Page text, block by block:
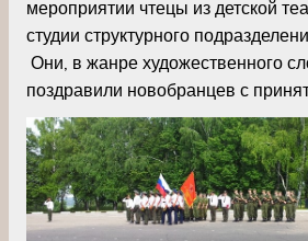
мероприятии чтецы из детской
студии структурного
Они, в жанре художественного
поздравили новобранцев с